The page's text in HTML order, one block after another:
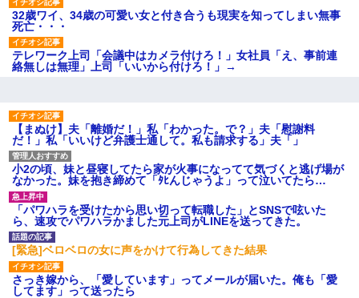
高速道路左車線を制限速度で走
った結果wwwwwwwwwwww
百年の恋12-899 食べた量を
張り合ってくる
【悲報】佐藤輝明・・・２軍
でも盛大にやらかす←あまり悲
32歳ワイ、34歳の可愛い女と付き合うも現実を知ってしまい無事
死亡・・・
テレワーク上司「会議中はカメラ付けろ！」女社員「え、事前連
絡無しは無理」上司「いいから付けろ！」→
【まぬけ】夫「離婚だ！」私「わかった。で？」夫「慰謝料
だ！」私「いいけど弁護士通して。私も請求する」夫「」
小2の頃、妹と昼寝してたら家が火事になってて気づくと逃げ場が
なかった。妹を抱き締めて「ﾀﾋんじゃうよ」って泣いてたら…
「パワハラを受けたから思い切って転職した」とSNSで呟いた
ら、速攻でパワハラかました元上司がLINEを送ってきた。
[緊急]ベロベロの女に声をかけて行為してきた結果
さっき嫁から、「愛しています」ってメールが届いた。俺も「愛
してます」って送ったら